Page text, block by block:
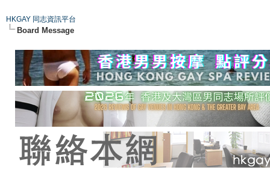
HKGAY 同志資訊平台
Board Message